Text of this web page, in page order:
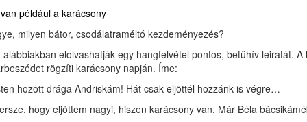
például a karácsony
milyen bátor, csodálatraméltó kezdeményezés?
alábbiakban elolvashatják egy hangfelvétel pontos, betűhív leiratát.
rögzíti karácsony napján. Íme:
hozott drága Andriskám! Hát csak eljöttél hozzánk is végre…
hogy eljöttem nagyi, hiszen karácsony van. Már Béla